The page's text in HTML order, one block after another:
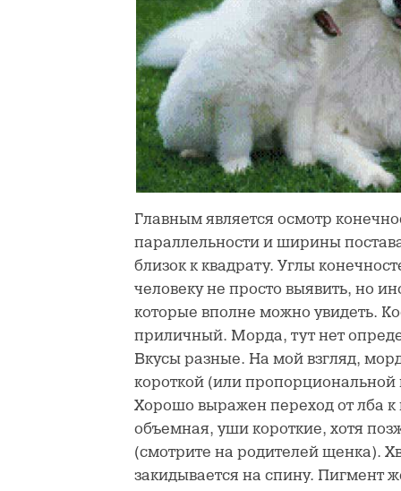
Главным является осмотр
параллельности и ширины
близок к квадрату. Углы
человеку не просто выявить, но
которые вполне можно увидеть.
приличный. Морда, тут нет
Вкусы разные. На мой взгляд,
короткой (или пропорциональной
Хорошо выражен переход от лба к
объемная, уши короткие, хотя
(смотрите на родителей щенка).
закидывается на спину. Пигмент